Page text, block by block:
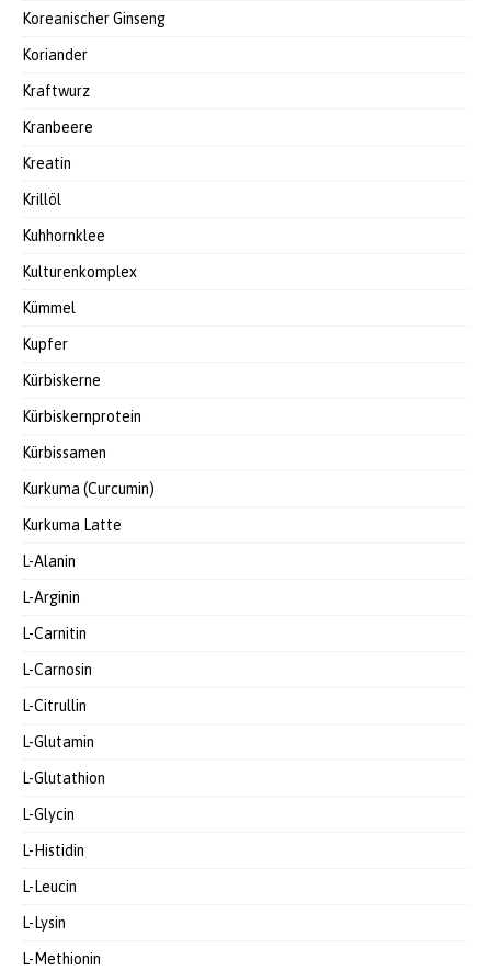
Koreanischer Ginseng
Koriander
Kraftwurz
Kranbeere
Kreatin
Krillöl
Kuhhornklee
Kulturenkomplex
Kümmel
Kupfer
Kürbiskerne
Kürbiskernprotein
Kürbissamen
Kurkuma (Curcumin)
Kurkuma Latte
L-Alanin
L-Arginin
L-Carnitin
L-Carnosin
L-Citrullin
L-Glutamin
L-Glutathion
L-Glycin
L-Histidin
L-Leucin
L-Lysin
L-Methionin